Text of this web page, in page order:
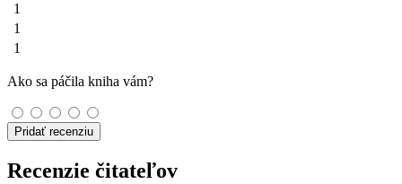
1
1
1
Ako sa páčila kniha vám?
Pridať recenziu
Recenzie čitateľov